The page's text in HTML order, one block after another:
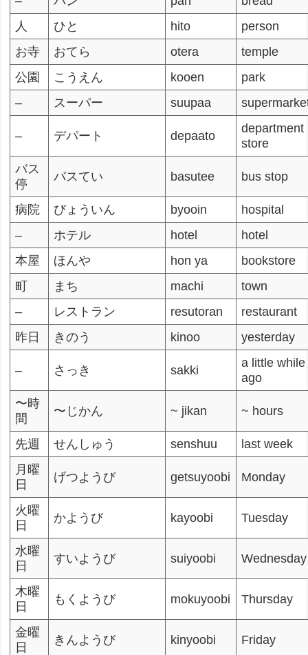
人
ひと hito
person
お寺
おてら otera
temple
公園
こうえん kooen
park
–
スーパー suupaa
– デパート depaato
department
store
バス
停
バスてい basutee bus stop
病院 びょういん byooin
hospital
–
ホテル hotel
hotel
本屋
ほんや hon ya
bookstore
町
まち machi
town
–
レストラン resutoran
restaurant
昨日
きのう kinoo yesterday
– さっき sakki
a little while
ago
〜時
間
〜じかん ~ jikan ~ hours
先週 せんしゅう senshuu
last week
月曜
日
げつようび getsuyoobi Monday
火曜
日
かようび kayoobi Tuesday
水曜
日
すいようび suiyoobi Wednesday
木曜
日
もくようび mokuyoobi Thursday
金曜
日
きんようび kinyoobi Friday